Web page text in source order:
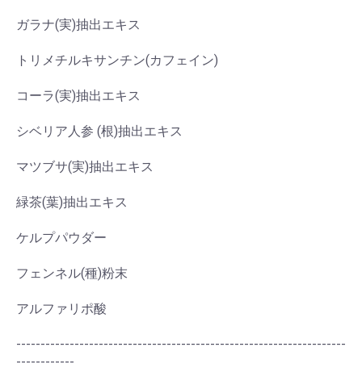
ガラナ(実)抽出エキス
トリメチルキサンチン(カフェイン)
コーラ(実)抽出エキス
シベリア人参 (根)抽出エキス
マツブサ(実)抽出エキス
緑茶(葉)抽出エキス
ケルプパウダー
フェンネル(種)粉末
アルファリポ酸
--------------------------------------------------------------------
------------